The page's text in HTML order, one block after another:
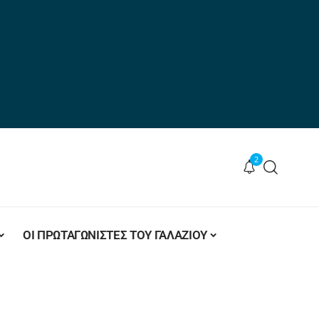
2
ΟΙ ΠΡΩΤΑΓΩΝΙΣΤΕΣ ΤΟΥ ΓΑΛΑΖΙΟΥ